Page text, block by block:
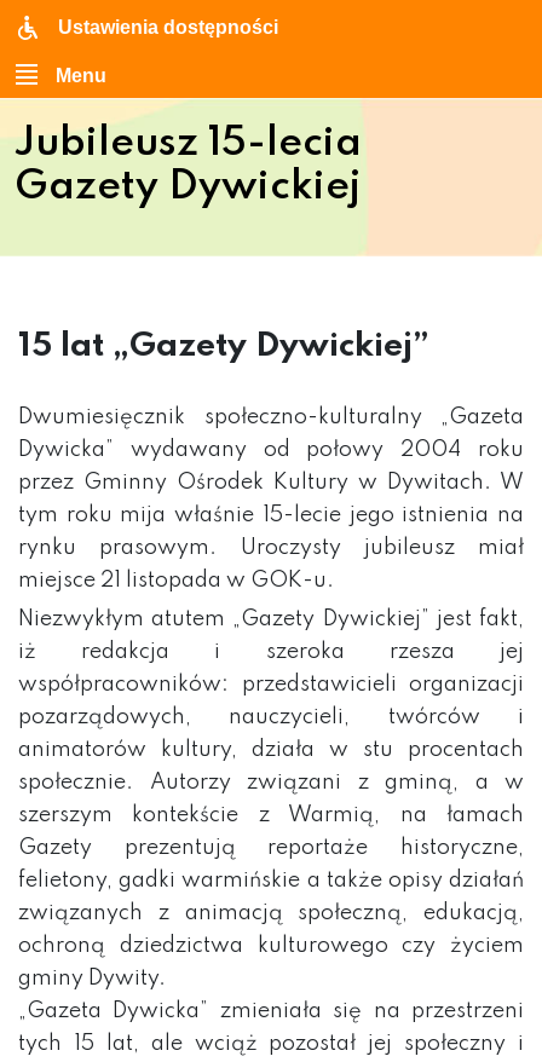
Ustawienia dostępności
Menu
Jubileusz 15-lecia
Gazety Dywickiej
15 lat „Gazety Dywickiej”
Dwumiesięcznik społeczno-kulturalny „Gazeta
Dywicka” wydawany od połowy 2004 roku
przez Gminny Ośrodek Kultury w Dywitach. W
tym roku mija właśnie 15-lecie jego istnienia na
rynku prasowym. Uroczysty jubileusz miał
miejsce 21 listopada w GOK-u.
Niezwykłym atutem „Gazety Dywickiej” jest fakt,
iż redakcja i szeroka rzesza jej
współpracowników: przedstawicieli organizacji
pozarządowych, nauczycieli, twórców i
animatorów kultury, działa w stu procentach
społecznie. Autorzy związani z gminą, a w
szerszym kontekście z Warmią, na łamach
Gazety prezentują reportaże historyczne,
felietony, gadki warmińskie a także opisy działań
związanych z animacją społeczną, edukacją,
ochroną dziedzictwa kulturowego czy życiem
gminy Dywity.
„Gazeta Dywicka” zmieniała się na przestrzeni
tych 15 lat, ale wciąż pozostał jej społeczny i